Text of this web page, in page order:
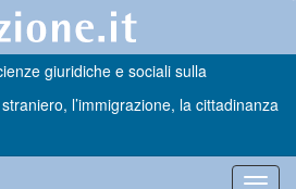
giuridiche e sociali sulla
l’immigrazione, la cittadinanza